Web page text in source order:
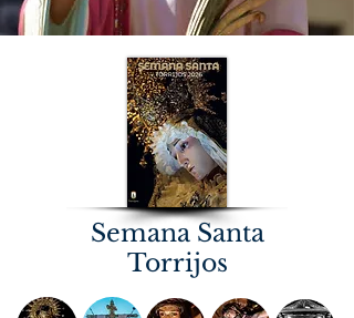
Semana Santa
Torrijos